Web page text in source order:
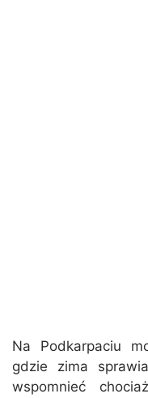
Na Podkarpaciu
gdzie zima
wspomnieć